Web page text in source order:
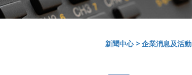
新聞中心 > 企業消息及活動